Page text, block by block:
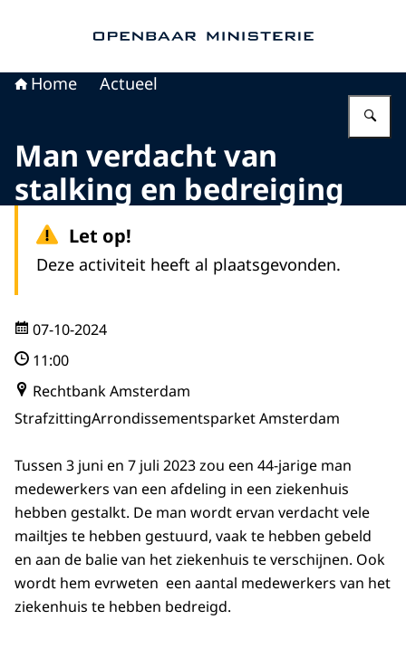
Home Actueel
Man verdacht van
stalking en bedreiging
Let op!
Deze activiteit heeft al plaatsgevonden.
07-10-2024
11:00
Rechtbank Amsterdam
StrafzittingArrondissementsparket Amsterdam
Tussen 3 juni en 7 juli 2023 zou een 44-jarige man
medewerkers van een afdeling in een ziekenhuis
hebben gestalkt. De man wordt ervan verdacht vele
mailtjes te hebben gestuurd, vaak te hebben gebeld
en aan de balie van het ziekenhuis te verschijnen. Ook
wordt hem evrweten een aantal medewerkers van het
ziekenhuis te hebben bedreigd.